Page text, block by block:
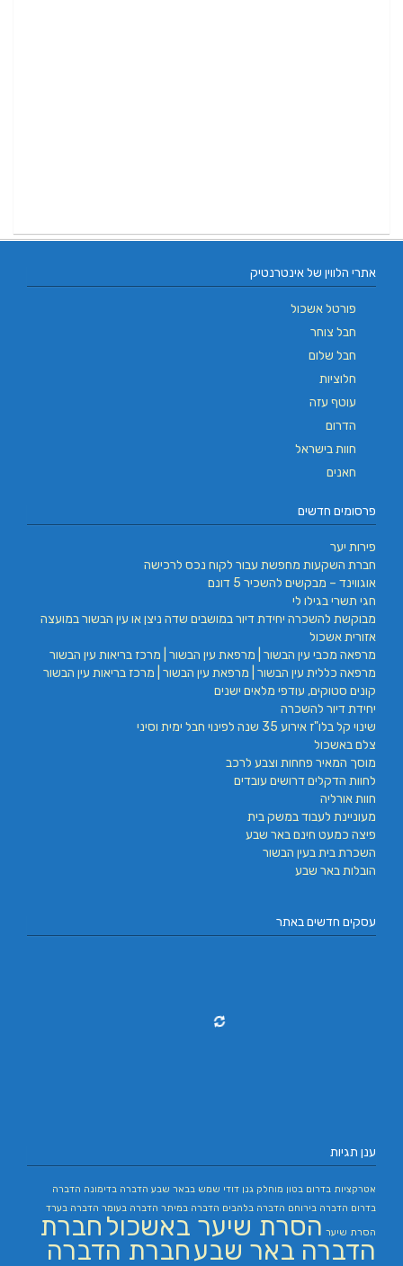
אתרי הלווין של אינטרנטיק
פורטל אשכול
חבל צוחר
חבל שלום
חלוציות
עוטף עזה
הדרום
חוות בישראל
חאנים
פרסומים חדשים
פירות יער
חברת השקעות מחפשת עבור לקוח נכס לרכישה
אוגווינד – מבקשים להשכיר 5 דונם
חגי תשרי בגילו לי
מבוקשת להשכרה יחידת דיור במושבים שדה ניצן או עין הבשור במועצה
אזורית אשכול
מרפאה מכבי עין הבשור | מרפאת עין הבשור | מרכז בריאות עין הבשור
מרפאה כללית עין הבשור | מרפאת עין הבשור | מרכז בריאות עין הבשור
קונים סטוקים, עודפי מלאים ישנים
יחידת דיור להשכרה
שינוי קל בלו"ז אירוע 35 שנה לפינוי חבל ימית וסיני
צלם באשכול
מוסך המאיר פחחות וצבע לרכב
לחוות הדקלים דרושים עובדים
חוות אורליה
מעוניינת לעבוד במשק בית
פיצה כמעט חינם באר שבע
השכרת בית בעין הבשור
הובלות באר שבע
עסקים חדשים באתר
ענן תגיות
אטרקציות בדרום בטון מוחלק גנן דודי שמש בבאר שבע הדברה בדימונה הדברה
בדרום הדברה בירוחם הדברה בלהבים הדברה במיתר הדברה בעומר הדברה בערד
הסרת שיער הסרת שיער באשכול חברת
הדברה באר שבעחברת הדברה